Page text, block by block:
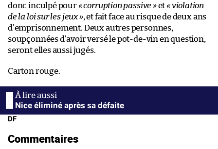
donc inculpé pour« corruption passive »et« violation
de la loi sur les jeux », et fait face au risque de deux ans
d’emprisonnement. Deux autres personnes,
soupçonnées d’avoir versé le pot-de-vin en question,
seront elles aussi jugés.
Carton rouge.
Nice éliminé après sa défaite
DF
Commentaires